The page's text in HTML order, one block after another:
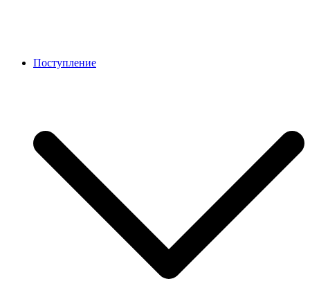
Поступление